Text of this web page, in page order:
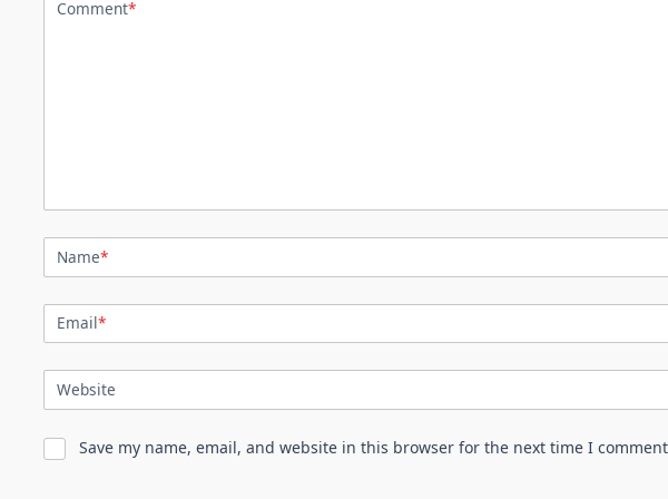
Comment*
Name*
Email*
Website
Save my name, email, and website in this browser for the next time I